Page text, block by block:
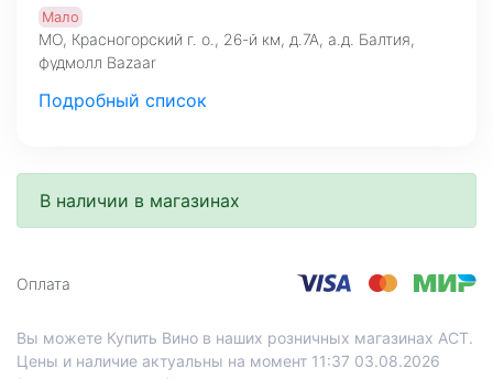
Мало
МО, Красногорский г. о., 26-й км, д.7А, а.д. Балтия,
фудмолл Bazaar
Подробный список
В наличии в магазинах
Оплата
Вы можете Купить Вино в наших розничных магазинах АСТ.
Цены и наличие актуальны на момент 11:37 03.08.2026